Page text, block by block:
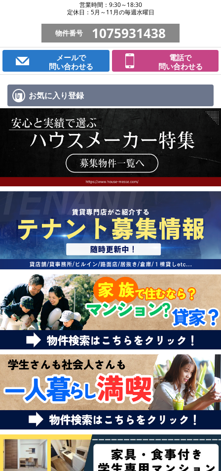
営業時間：9:30～18:30
定休日：5月～11月の毎週水曜日
物件番号 1075931438
メールで
問い合わせる
電話で
問い合わせる
お気に入り登録